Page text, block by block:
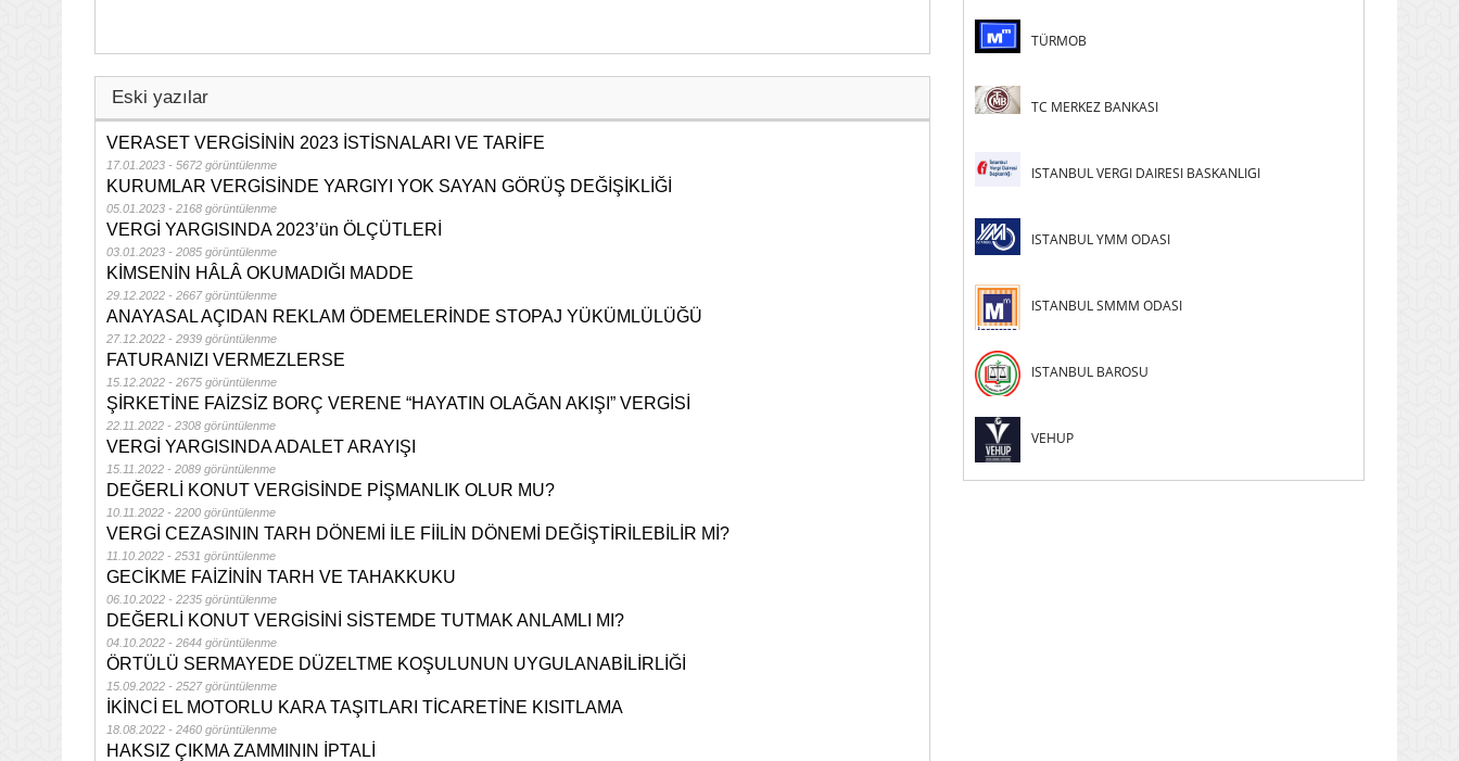
Eski yazılar
VERASET VERGİSİNİN 2023 İSTİSNALARI VE TARİFE
17.01.2023 - 5672 görüntülenme
KURUMLAR VERGİSİNDE YARGIYI YOK SAYAN GÖRÜŞ DEĞİŞİKLİĞİ
05.01.2023 - 2168 görüntülenme
VERGİ YARGISINDA 2023’ün ÖLÇÜTLERİ
03.01.2023 - 2085 görüntülenme
KİMSENİN HÂLÂ OKUMADIĞI MADDE
29.12.2022 - 2667 görüntülenme
ANAYASAL AÇIDAN REKLAM ÖDEMELERİNDE STOPAJ YÜKÜMLÜLÜĞÜ
27.12.2022 - 2939 görüntülenme
FATURANIZI VERMEZLERSE
15.12.2022 - 2675 görüntülenme
ŞİRKETİNE FAİZSİZ BORÇ VERENE “HAYATIN OLAĞAN AKIŞI” VERGİSİ
22.11.2022 - 2308 görüntülenme
VERGİ YARGISINDA ADALET ARAYIŞI
15.11.2022 - 2089 görüntülenme
DEĞERLİ KONUT VERGİSİNDE PİŞMANLIK OLUR MU?
10.11.2022 - 2200 görüntülenme
VERGİ CEZASININ TARH DÖNEMİ İLE FİİLİN DÖNEMİ DEĞİŞTİRİLEBİLİR Mİ?
11.10.2022 - 2531 görüntülenme
GECİKME FAİZİNİN TARH VE TAHAKKUKU
06.10.2022 - 2235 görüntülenme
DEĞERLİ KONUT VERGİSİNİ SİSTEMDE TUTMAK ANLAMLI MI?
04.10.2022 - 2644 görüntülenme
ÖRTÜLÜ SERMAYEDE DÜZELTME KOŞULUNUN UYGULANABİLİRLİĞİ
15.09.2022 - 2527 görüntülenme
İKİNCİ EL MOTORLU KARA TAŞITLARI TİCARETİNE KISITLAMA
18.08.2022 - 2460 görüntülenme
HAKSIZ ÇIKMA ZAMMININ İPTALİ
TÜRMOB
TC MERKEZ BANKASI
ISTANBUL VERGI DAIRESI BASKANLIGI
ISTANBUL YMM ODASI
ISTANBUL SMMM ODASI
ISTANBUL BAROSU
VEHUP